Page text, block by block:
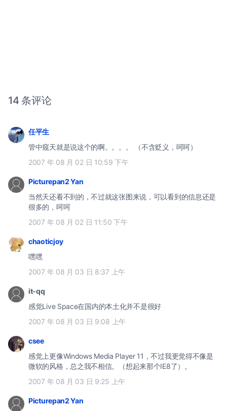
14 条评论
任平生
管中窥天就是说这个的啊。。。。 （不含贬义，呵呵）
2007 年 08 月 02 日 10:59 下午
Picturepan2 Yan
当然天还看不到的，不过就这张图来说，可以看到的信息还是
很多的，呵呵
2007 年 08 月 02 日 11:50 下午
chaoticjoy
嘿嘿
2007 年 08 月 03 日 8:37 上午
it-qq
感觉Live Space在国内的本土化并不是很好
2007 年 08 月 03 日 9:08 上午
csee
感觉上更像Windows Media Player 11，不过我更觉得不像是
微软的风格，总之我不相信。（想起来那个IE8了）。
2007 年 08 月 03 日 9:25 上午
Picturepan2 Yan